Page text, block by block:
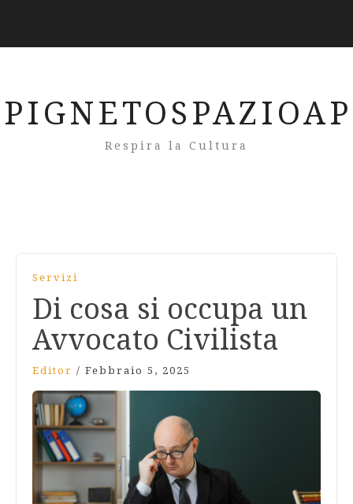
Respira la Cultura
Servizi
Di cosa si occupa un
Avvocato Civilista
Editor / Febbraio 5, 2025